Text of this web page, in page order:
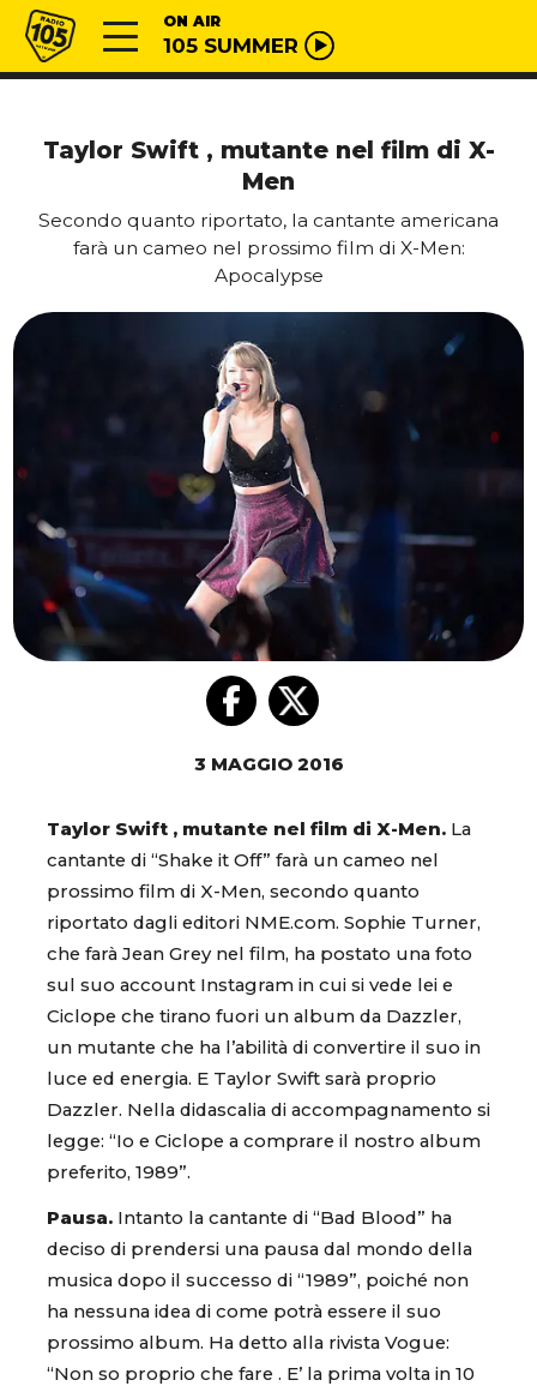
Vai al contenuto
Radio 105 ON AIR
105 SUMMER
Taylor Swift , mutante nel film di X-
Men
Secondo quanto riportato, la cantante americana
farà un cameo nel prossimo film di X-Men:
Apocalypse
3 MAGGIO 2016
Taylor Swift , mutante nel film di X-Men. La
cantante di “Shake it Off” farà un cameo nel
prossimo film di X-Men, secondo quanto
riportato dagli editori NME.com. Sophie Turner,
che farà Jean Grey nel film, ha postato una foto
sul suo account Instagram in cui si vede lei e
Ciclope che tirano fuori un album da Dazzler,
un mutante che ha l’abilità di convertire il suo in
luce ed energia. E Taylor Swift sarà proprio
Dazzler. Nella didascalia di accompagnamento si
legge: “Io e Ciclope a comprare il nostro album
preferito, 1989”.
Pausa. Intanto la cantante di “Bad Blood” ha
deciso di prendersi una pausa dal mondo della
musica dopo il successo di “1989”, poiché non
ha nessuna idea di come potrà essere il suo
prossimo album. Ha detto alla rivista Vogue:
“Non so proprio che fare . E’ la prima volta in 10